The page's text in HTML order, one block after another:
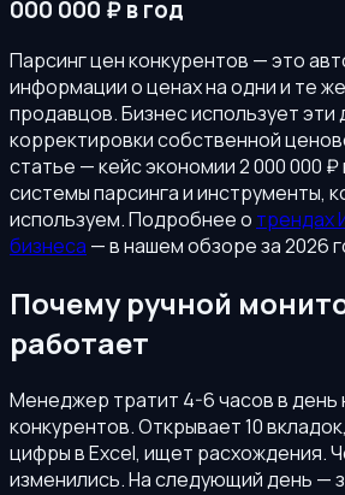
000 000 ₽ в год
Парсинг цен конкурентов — это
информации о ценах на одни и те
продавцов. Бизнес использует эти
корректировки собственной
статье — кейс экономии 2 000 000 ₽
системы парсинга и инструменты,
используем. Подробнее о трендах
бизнеса — в нашем обзоре за 2026
Почему ручной
работает
Менеджер тратит 4-6 часов в день
конкурентов. Открывает 10
цифры в Excel, ищет расхождения.
изменились. На следующий день —